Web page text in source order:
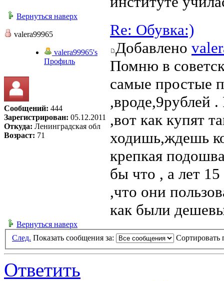
Вернуться наверх
valera99965
valera99965's
Профиль
Сообщений: 444
Зарегистрирован: 05.12.2011
Откуда: Ленинградская обл
Возраст: 71
Re: Обувка:)
Добавлено
Помню в
самые простые
,вроде,9рублей
,вот как купят
ходишь,ждешь
крепкая
бы что , а лет
,что они
как были
Вернуться наверх
След. Показать сообщения за: Сортировать
Ответить